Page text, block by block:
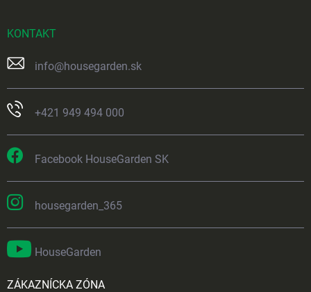
KONTAKT
info@housegarden.sk
+421 949 494 000
Facebook HouseGarden SK
housegarden_365
HouseGarden
ZÁKAZNÍCKA ZÓNA